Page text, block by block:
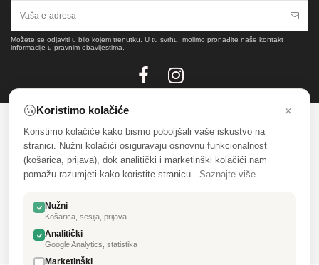
Možete se odjaviti u bilo kojem trenutku. U tu svrhu, molimo pronađite naše kontakt
informacije u pravnim obavijestima.
Koristimo kolačiće ×
Koristimo kolačiće kako bismo poboljšali vaše iskustvo na
stranici. Nužni kolačići osiguravaju osnovnu funkcionalnost
(košarica, prijava), dok analitički i marketinški kolačići nam
pomažu razumjeti kako koristite stranicu.
Saznajte više
Nužni
Košarica, sesija, prijava
Analitički
Google Analytics, statistika
Marketinški
SALONI NAMJEŠTAJA CENTAR
INFORMACIJE